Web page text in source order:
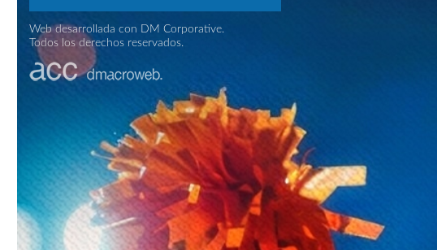
Web desarrollada con DM Corporative.
Todos los derechos reservados.